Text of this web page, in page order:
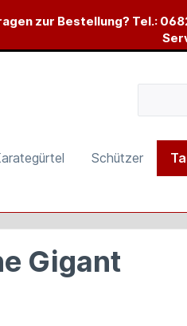
zur Bestellung? Tel.:
Schützer
Gigant